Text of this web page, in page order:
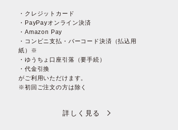
・クレジットカード
・PayPayオンライン決済
・Amazon Pay
・コンビニ支払・バーコード決済（払込用
紙）※
・ゆうちょ口座引落（要手続）
・代金引換
がご利用いただけます。
※初回ご注文の方は除く
詳しく見る